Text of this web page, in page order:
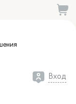
Вход